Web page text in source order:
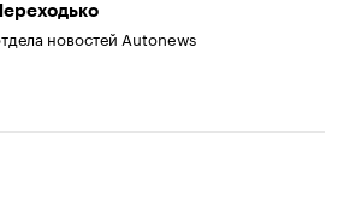
новостей Autonews